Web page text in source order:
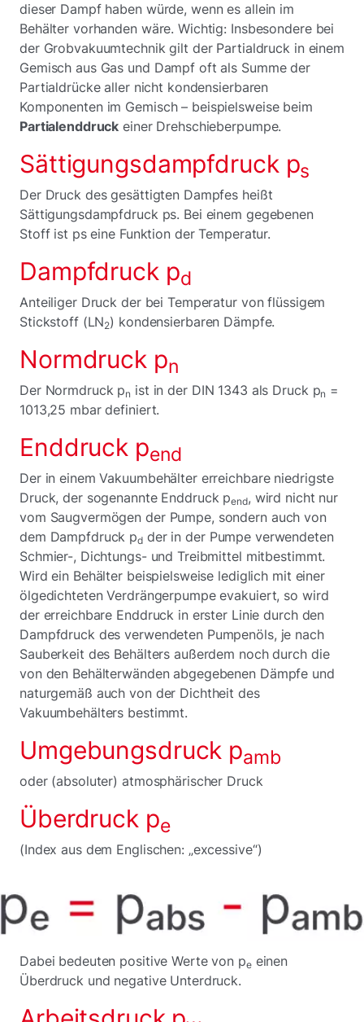
dieser Dampf haben würde, wenn es allein im
Behälter vorhanden wäre. Wichtig: Insbesondere bei
der Grobvakuumtechnik gilt der Partialdruck in einem
Gemisch aus Gas und Dampf oft als Summe der
Partialdrücke aller nicht kondensierbaren
Komponenten im Gemisch – beispielsweise beim
Partialenddruck einer Drehschieberpumpe.
Sättigungsdampfdruck ps
Der Druck des gesättigten Dampfes heißt
Sättigungsdampfdruck ps. Bei einem gegebenen
Stoff ist ps eine Funktion der Temperatur.
Dampfdruck pd
Anteiliger Druck der bei Temperatur von flüssigem
Stickstoff (LN2) kondensierbaren Dämpfe.
Normdruck pn
Der Normdruck pn ist in der DIN 1343 als Druck pn =
1013,25 mbar definiert.
Enddruck pend
Der in einem Vakuumbehälter erreichbare niedrigste
Druck, der sogenannte Enddruck pend, wird nicht nur
vom Saugvermögen der Pumpe, sondern auch von
dem Dampfdruck pd der in der Pumpe verwendeten
Schmier-, Dichtungs- und Treibmittel mitbestimmt.
Wird ein Behälter beispielsweise lediglich mit einer
ölgedichteten Verdrängerpumpe evakuiert, so wird
der erreichbare Enddruck in erster Linie durch den
Dampfdruck des verwendeten Pumpenöls, je nach
Sauberkeit des Behälters außerdem noch durch die
von den Behälterwänden abgegebenen Dämpfe und
naturgemäß auch von der Dichtheit des
Vakuumbehälters bestimmt.
Umgebungsdruck pamb
oder (absoluter) atmosphärischer Druck
Überdruck pe
(Index aus dem Englischen: „excessive“)
Dabei bedeuten positive Werte von peeinen
Überdruck und negative Unterdruck.